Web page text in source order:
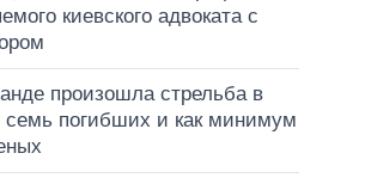
киевского адвоката с
произошла стрельба в
семь погибших и как минимум